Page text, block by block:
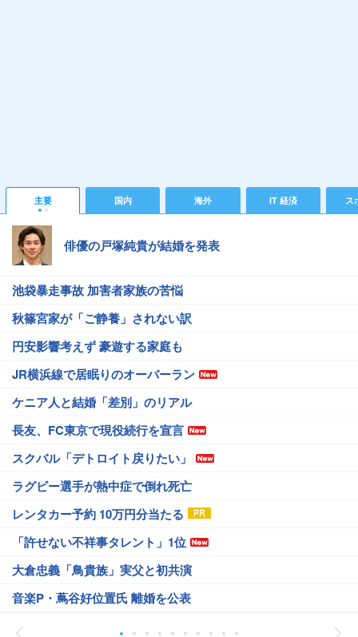
主要 国内 海外 IT 経済 ス
俳優の戸塚純貴が結婚を発表
池袋暴走事故 加害者家族の苦悩
秋篠宮家が「ご静養」されない訳
円安影響考えず 豪遊する家庭も
JR横浜線で居眠りのオーバーラン
ケニア人と結婚「差別」のリアル
長友、FC東京で現役続行を宣言
スクバル「デトロイト戻りたい」
ラグビー選手が熱中症で倒れ死亡
レンタカー予約 10万円分当たる
「許せない不祥事タレント」1位
大倉忠義「鳥貴族」実父と初共演
音楽P・蔦谷好位置氏 離婚を公表